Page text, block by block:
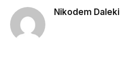
Nikodem Daleki